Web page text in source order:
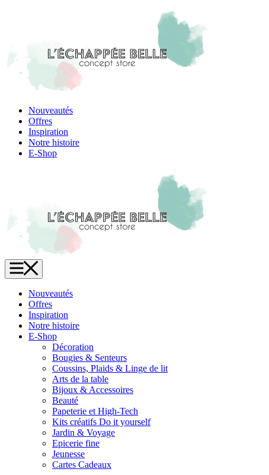
Nouveautés
Offres
Inspiration
Notre histoire
E-Shop
L'Échappée Belle
Menu
Nouveautés
Offres
Inspiration
Notre histoire
E-Shop
Décoration
Bougies & Senteurs
Coussins, Plaids & Linge de lit
Arts de la table
Bijoux & Accessoires
Beauté
Papeterie et High-Tech
Kits créatifs Do it yourself
Jardin & Voyage
Epicerie fine
Jeunesse
Cartes Cadeaux